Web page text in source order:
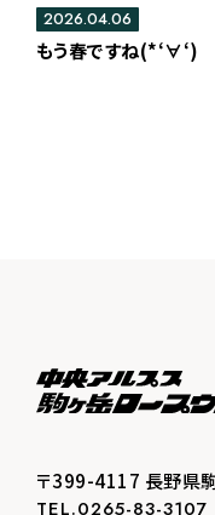
もう春ですね(*‘∀‘)
2026.04.06
〒399-4117 長野県
TEL.0265-83-3107